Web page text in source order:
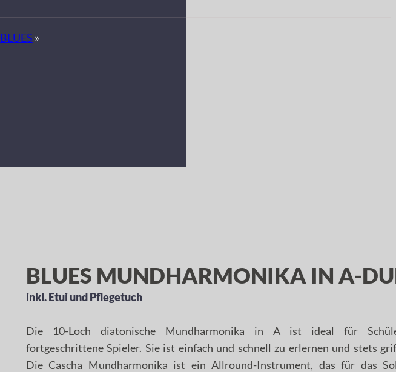
BLUES »
BLUES MUNDHARMONIKA IN A-
inkl. Etui und Pflegetuch
Die 10-Loch diatonische Mundharmonika in A ist ideal für
fortgeschrittene Spieler. Sie ist einfach und schnell zu erlernen und stets
Die Cascha Mundharmonika ist ein Allround-Instrument, das für das